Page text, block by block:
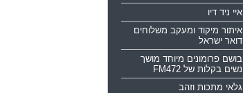
איי ניד דיו
איתור מיקוד ומעקב משלוחים
דואר ישראל
בושם פרומונים מיוחד מושך
נשים בקלות של FM472
גלאי מתכות וזהב